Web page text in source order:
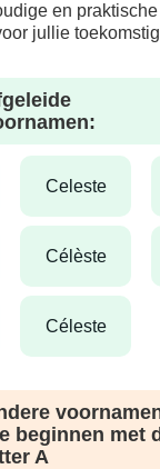
en
jullie
celeste
célèste
céleste
beginnen met
A